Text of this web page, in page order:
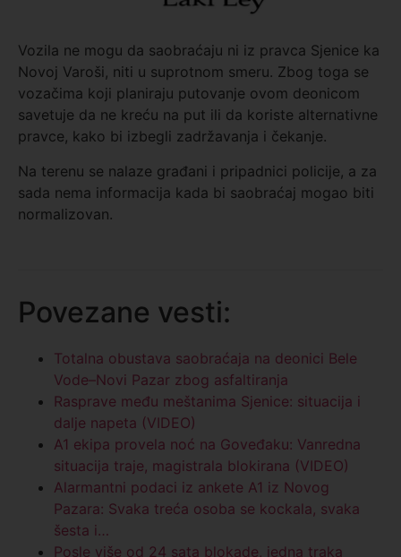
Vozila ne mogu da saobraćaju ni iz pravca Sjenice ka
Novoj Varoši, niti u suprotnom smeru. Zbog toga se
vozačima koji planiraju putovanje ovom deonicom
savetuje da ne kreću na put ili da koriste alternativne
pravce, kako bi izbegli zadržavanja i čekanje.
Na terenu se nalaze građani i pripadnici policije, a za
sada nema informacija kada bi saobraćaj mogao biti
normalizovan.
Povezane vesti:
Totalna obustava saobraćaja na deonici Bele
Vode–Novi Pazar zbog asfaltiranja
Rasprave među meštanima Sjenice: situacija i
dalje napeta (VIDEO)
A1 ekipa provela noć na Goveđaku: Vanredna
situacija traje, magistrala blokirana (VIDEO)
Alarmantni podaci iz ankete A1 iz Novog
Pazara: Svaka treća osoba se kockala, svaka
šesta i…
Posle više od 24 sata blokade, jedna traka